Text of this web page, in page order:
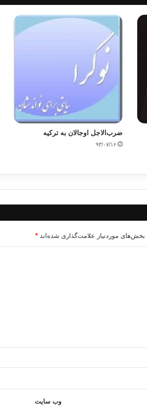
ضرب‌الاجل اوجالان به ترکیه
۹۳/۰۷/۱۶
بخش‌های موردنیاز علامت‌گذاری شده‌اند *
وب‌ سایت